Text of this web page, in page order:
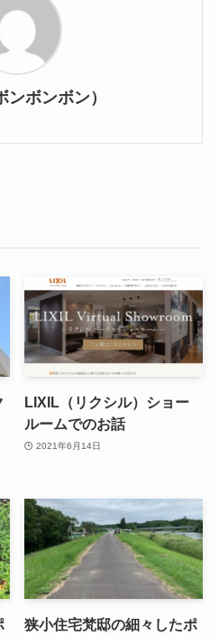
ンボンボン）
LIXIL（リクシル）ショー
ルームでのお話
2021年6月14日
狭小住宅梵邸の細々したポ